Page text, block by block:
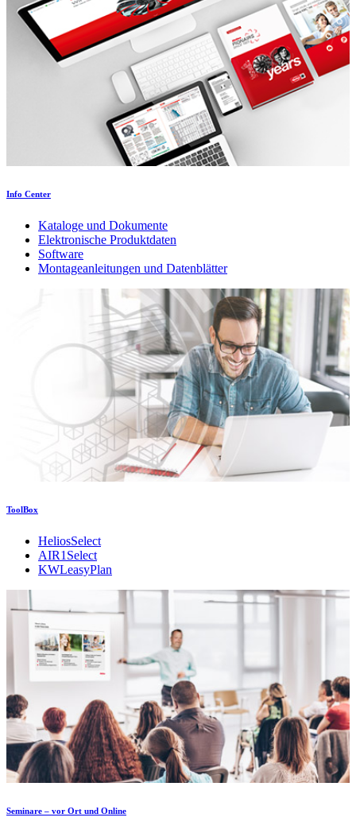
Info Center
Kataloge und Dokumente
Elektronische Produktdaten
Software
Montageanleitungen und Datenblätter
ToolBox
HeliosSelect
AIR1Select
KWLeasyPlan
Seminare – vor Ort und Online